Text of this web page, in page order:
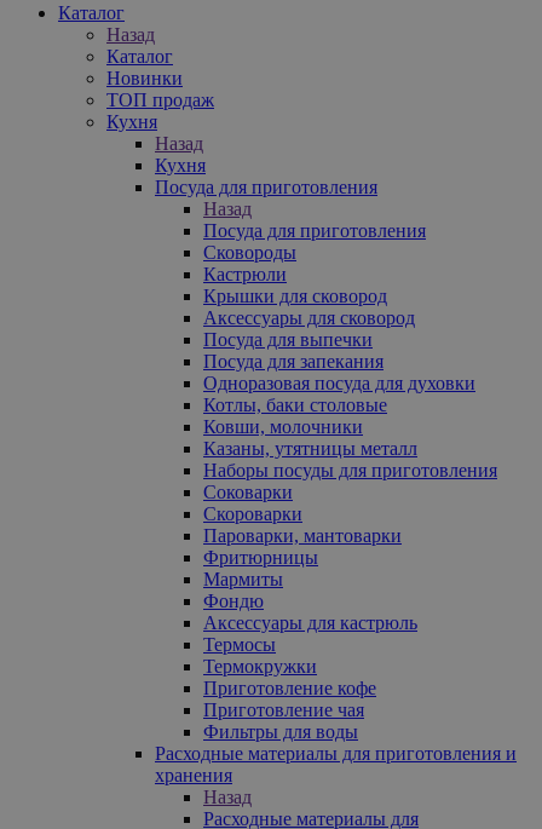
Каталог
Назад
Каталог
Новинки
ТОП продаж
Кухня
Назад
Кухня
Посуда для приготовления
Назад
Посуда для приготовления
Сковороды
Кастрюли
Крышки для сковород
Аксессуары для сковород
Посуда для выпечки
Посуда для запекания
Одноразовая посуда для духовки
Котлы, баки столовые
Ковши, молочники
Казаны, утятницы металл
Наборы посуды для приготовления
Соковарки
Скороварки
Пароварки, мантоварки
Фритюрницы
Мармиты
Фондю
Аксессуары для кастрюль
Термосы
Термокружки
Приготовление кофе
Приготовление чая
Фильтры для воды
Расходные материалы для приготовления и
хранения
Назад
Расходные материалы для